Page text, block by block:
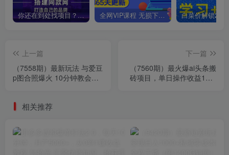
你还在到处找项目？还在当韭菜？我靠卖项目一个月收入5万+，曾经我也是个失败者。 全网VIP课程 无损下载~
上一篇
（7558期）最新玩法 与爱豆
p图合照爆火 10分钟教会你
下一篇
（7560期）最火爆ai头条搬
砖项目，单日操作收益100-
相关推荐